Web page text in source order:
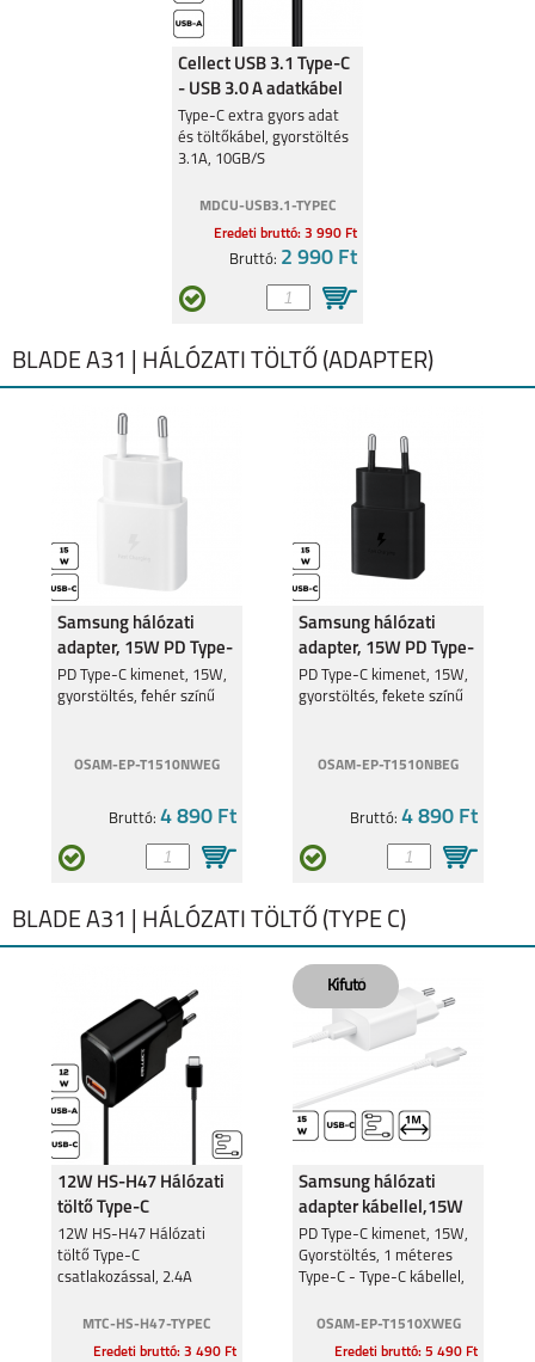
Cellect USB 3.1 Type-C
- USB 3.0 A adatkábel
Type-C extra gyors adat
és töltőkábel, gyorstöltés
3.1A, 10GB/S
MDCU-USB3.1-TYPEC
Eredeti bruttó: 3 990 Ft
Bruttó: 2 990 Ft
BLADE A31 | HÁLÓZATI TÖLTŐ (ADAPTER)
Samsung hálózati
adapter, 15W PD Type-
C, Fehér
PD Type-C kimenet, 15W,
gyorstöltés, fehér színű
OSAM-EP-T1510NWEG
Bruttó: 4 890 Ft
Samsung hálózati
adapter, 15W PD Type-
C, Fekete
PD Type-C kimenet, 15W,
gyorstöltés, fekete színű
OSAM-EP-T1510NBEG
Bruttó:4 890 Ft
BLADE A31 | HÁLÓZATI TÖLTŐ (TYPE C)
12W HS-H47 Hálózati
töltő Type-C
csatlakozó,2.4A
12W HS-H47 Hálózati
töltő Type-C
csatlakozással, 2.4A
MTC-HS-H47-TYPEC
Eredeti bruttó: 3 490 Ft
Samsung hálózati
adapter kábellel,15W
PD Type-C kimenet, 15W,
Gyorstöltés, 1 méteres
Type-C - Type-C kábellel,
OSAM-EP-T1510XWEG
Eredeti bruttó: 5 490 Ft